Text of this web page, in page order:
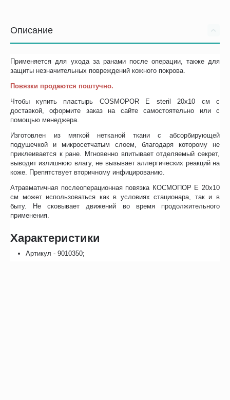
Описание
Применяется для ухода за ранами после операции, также для
защиты незначительных повреждений кожного покрова.
Повязки продаются поштучно.
Чтобы купить пластырь COSMOPOR E steril 20х10 см с
доставкой, оформите заказ на сайте самостоятельно или с
помощью менеджера.
Изготовлен из мягкой нетканой ткани с абсорбирующей
подушечкой и микросетчатым слоем, благодаря которому не
приклеивается к ране. Мгновенно впитывает отделяемый секрет,
выводит излишнюю влагу, не вызывает аллергических реакций на
коже. Препятствует вторичному инфицированию.
Атравматичная послеоперационная повязка КОСМОПОР Е 20х10
см может использоваться как в условиях стационара, так и в
быту. Не сковывает движений во время продолжительного
применения.
Характеристики
Артикул - 9010350;